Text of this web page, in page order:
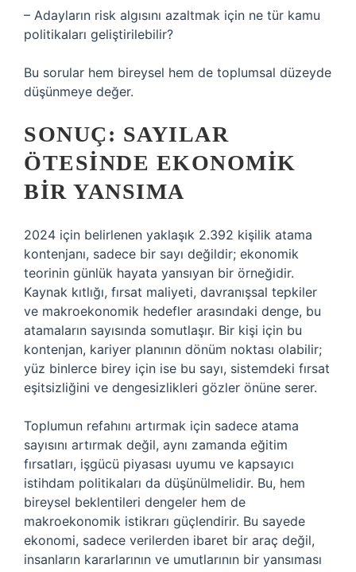
– Adayların risk algısını azaltmak için ne tür kamu
politikaları geliştirilebilir?
Bu sorular hem bireysel hem de toplumsal düzeyde
düşünmeye değer.
SONUÇ: SAYILAR
ÖTESINDE EKONOMIK
BIR YANSIMA
2024 için belirlenen yaklaşık 2.392 kişilik atama
kontenjanı, sadece bir sayı değildir; ekonomik
teorinin günlük hayata yansıyan bir örneğidir.
Kaynak kıtlığı, fırsat maliyeti, davranışsal tepkiler
ve makroekonomik hedefler arasındaki denge, bu
atamaların sayısında somutlaşır. Bir kişi için bu
kontenjan, kariyer planının dönüm noktası olabilir;
yüz binlerce birey için ise bu sayı, sistemdeki fırsat
eşitsizliğini ve dengesizlikleri gözler önüne serer.
Toplumun refahını artırmak için sadece atama
sayısını artırmak değil, aynı zamanda eğitim
fırsatları, işgücü piyasası uyumu ve kapsayıcı
istihdam politikaları da düşünülmelidir. Bu, hem
bireysel beklentileri dengeler hem de
makroekonomik istikrarı güçlendirir. Bu sayede
ekonomi, sadece verilerden ibaret bir araç değil,
insanların kararlarının ve umutlarının bir yansıması